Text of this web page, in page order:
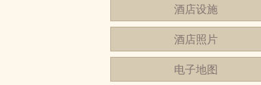
酒店设施
酒店照片
电子地图